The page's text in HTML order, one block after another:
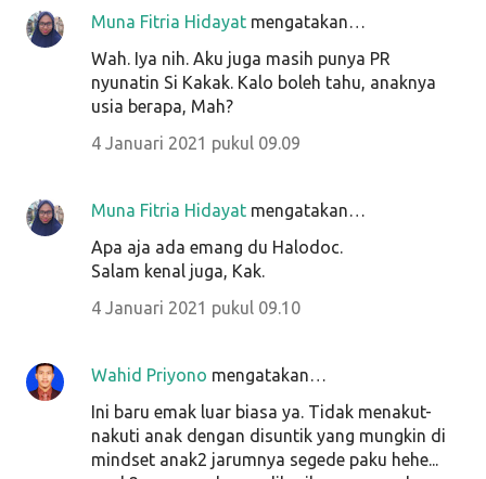
Muna Fitria Hidayat mengatakan…
Wah. Iya nih. Aku juga masih punya PR
nyunatin Si Kakak. Kalo boleh tahu, anaknya
usia berapa, Mah?
4 Januari 2021 pukul 09.09
Muna Fitria Hidayat mengatakan…
Apa aja ada emang du Halodoc.
Salam kenal juga, Kak.
4 Januari 2021 pukul 09.10
Wahid Priyono mengatakan…
Ini baru emak luar biasa ya. Tidak menakut-
nakuti anak dengan disuntik yang mungkin di
mindset anak2 jarumnya segede paku hehe...